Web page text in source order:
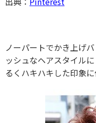
ノーパートでかき上げ
ッシュなヘアスタイル
るくハキハキした印象に